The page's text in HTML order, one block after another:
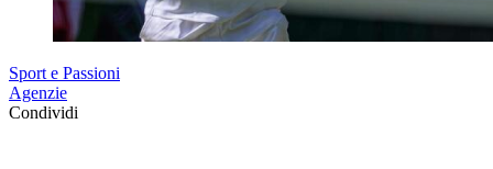
Sport e Passioni
Agenzie
Condividi